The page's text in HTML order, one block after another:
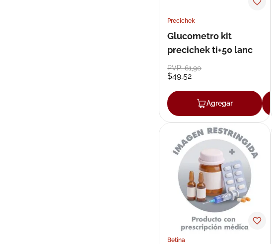
Precichek
Glucometro kit
precichek ti+50 lanc
PVP:61,90
$49,52
Agregar
Betina